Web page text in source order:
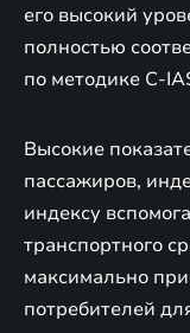
его высокий
полностью
по методике C-
Высокие
пассажиров,
индексу
транспортного
максимально
потребителей